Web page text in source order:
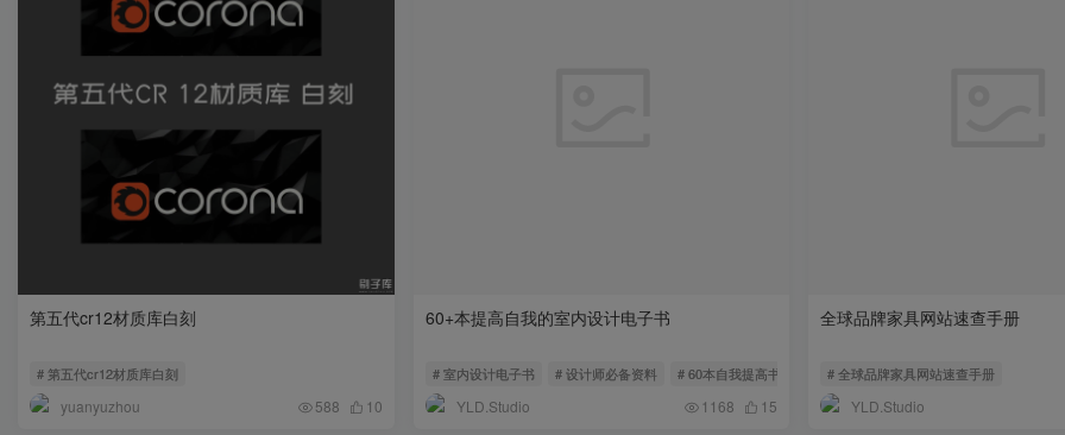
第五代cr12材质库白刻
# 第五代cr12材质库白刻
yuanyuzhou 588 10
60+本提高自我的室内设计电子书
# 室内设计电子书 # 设计师必备资料 # 60本自我提高书籍。
YLD.Studio 1168 15
全球品牌家具网站速查手册
# 全球品牌家具网站速查手册
YLD.Studio